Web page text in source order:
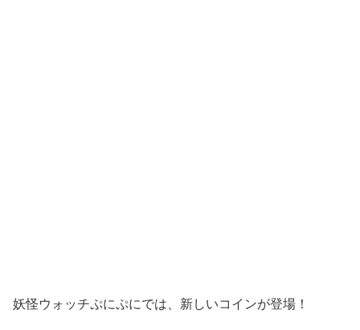
妖怪ウォッチぷにぷにでは、新しいコインが登場！